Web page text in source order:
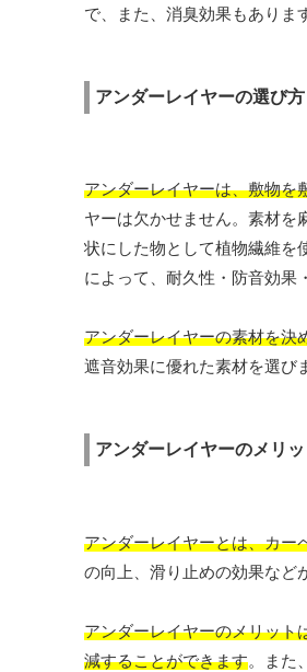
で、また、消臭効果もありま
アンダーレイヤーの選び方
アンダーレイヤーは、敷物を
ヤーは欠かせません。素材を
状にした物として植物繊維を
によって、耐久性・防音効果
アンダーレイヤーの素材を決
遮音効果に優れた素材を選び
アンダーレイヤーのメリッ
アンダーレイヤーとは、カー
の向上、滑り止めの効果など
アンダーレイヤーのメリット
減することができます。また、